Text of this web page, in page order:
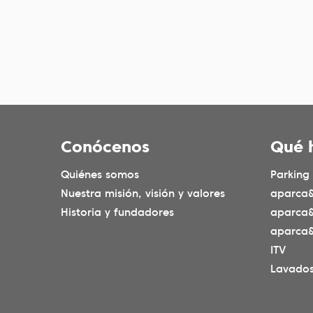
Conócenos
Quiénes somos
Nuestra misión, visión y valores
Historia y fundadores
Qué
Parking
ITV